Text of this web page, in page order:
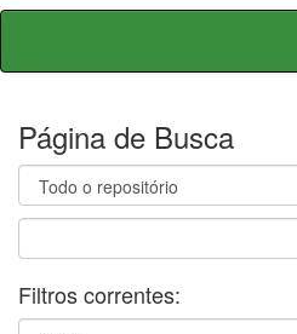
Skip
Página de Busca
Filtros correntes: